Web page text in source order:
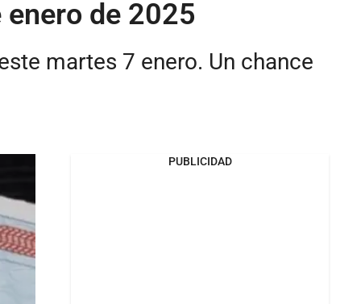
de 2025
martes 7 enero. Un chance
PUBLICIDAD